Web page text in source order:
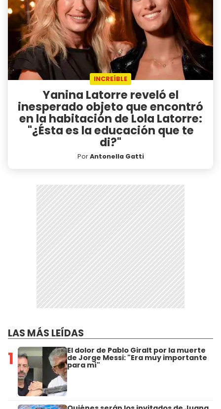
INCREÍBLE
Yanina Latorre reveló el
inesperado objeto que encontró
en la habitación de Lola Latorre:
"¿Ésta es la educación que te
di?"
PorAntonella Gatti
LAS MÁS LEÍDAS
1 El dolor de Pablo Giralt por la muerte
de Jorge Messi: "Era muy importante
para mí"